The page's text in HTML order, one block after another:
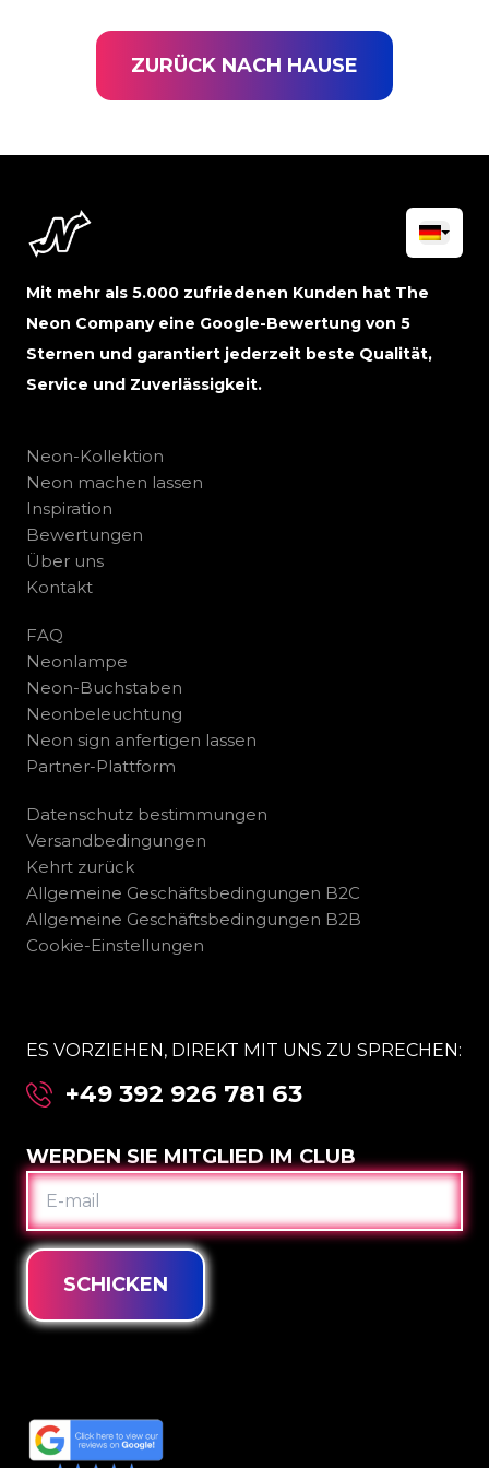
ZURÜCK NACH HAUSE
Mit mehr als 5.000 zufriedenen Kunden hat The
Neon Company eine Google-Bewertung von 5
Sternen und garantiert jederzeit beste Qualität,
Service und Zuverlässigkeit.
Neon-Kollektion
Neon machen lassen
Inspiration
Bewertungen
Über uns
Kontakt
FAQ
Neonlampe
Neon-Buchstaben
Neonbeleuchtung
Neon sign anfertigen lassen
Partner-Plattform
Datenschutz bestimmungen
Versandbedingungen
Kehrt zurück
Allgemeine Geschäftsbedingungen B2C
Allgemeine Geschäftsbedingungen B2B
Cookie-Einstellungen
ES VORZIEHEN, DIREKT MIT UNS ZU SPRECHEN:
+49 392 926 781 63
WERDEN SIE MITGLIED IM CLUB
E-
MAIL
SCHICKEN